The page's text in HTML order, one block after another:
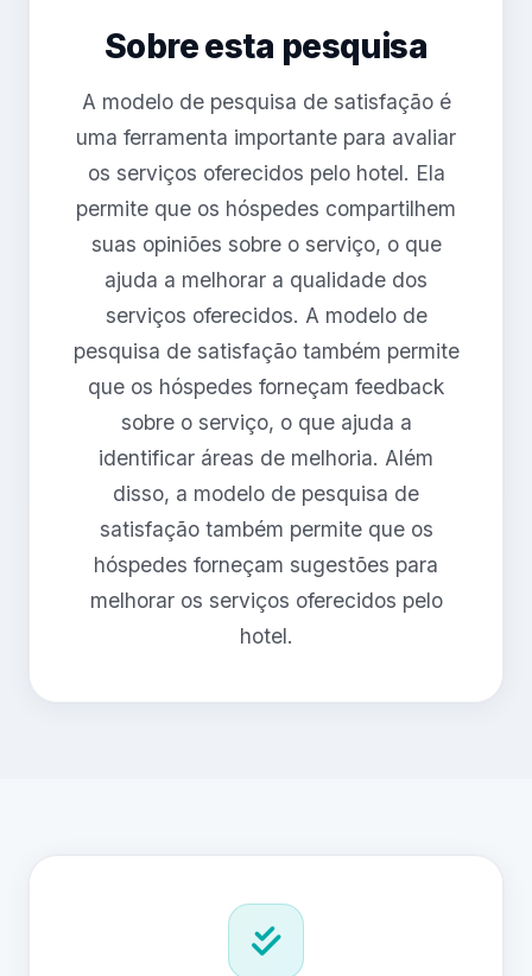
Sobre esta pesquisa
A modelo de pesquisa de satisfação é
uma ferramenta importante para avaliar
os serviços oferecidos pelo hotel. Ela
permite que os hóspedes compartilhem
suas opiniões sobre o serviço, o que
ajuda a melhorar a qualidade dos
serviços oferecidos. A modelo de
pesquisa de satisfação também permite
que os hóspedes forneçam feedback
sobre o serviço, o que ajuda a
identificar áreas de melhoria. Além
disso, a modelo de pesquisa de
satisfação também permite que os
hóspedes forneçam sugestões para
melhorar os serviços oferecidos pelo
hotel.